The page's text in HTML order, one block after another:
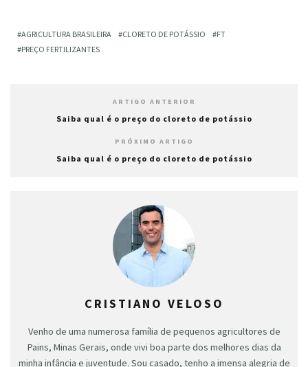
AGRICULTURA BRASILEIRA CLORETO DE POTÁSSIO
FT
PREÇO FERTILIZANTES
ARTIGO ANTERIOR
Saiba qual é o preço do cloreto de potássio
PRÓXIMO ARTIGO
Saiba qual é o preço do cloreto de potássio
CRISTIANO VELOSO
Venho de uma numerosa família de pequenos agricultores de
Pains, Minas Gerais, onde vivi boa parte dos melhores dias da
minha infância e juventude. Sou casado, tenho a imensa alegria de